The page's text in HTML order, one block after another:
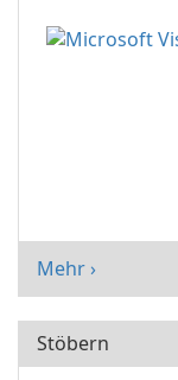
Mehr ›
Stöbern